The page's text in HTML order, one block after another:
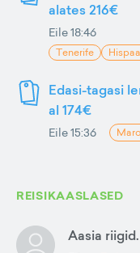
alates 216€
Eile 18:46
Tenerife
Edasi-tagasi
al 174€
Eile 15:36
REISIKAASLASED
Aasia